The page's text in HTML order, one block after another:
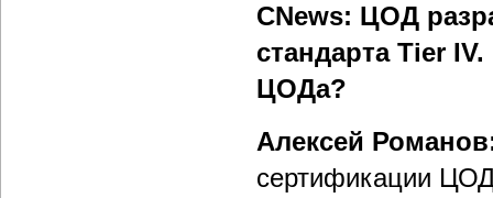
CNews: ЦОД
стандарта Tier
ЦОДа?
Алексей
сертификации